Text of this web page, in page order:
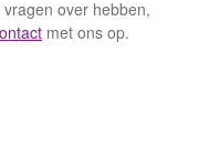
over hebben,
met ons op.